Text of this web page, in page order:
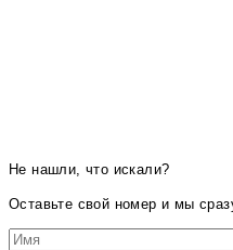
Не нашли, что искали?
Оставьте свой номер и мы